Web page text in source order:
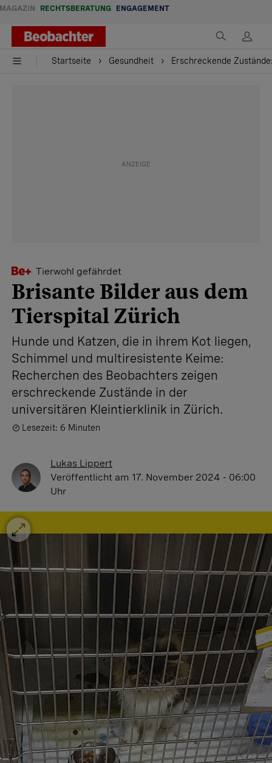
MAGAZIN RECHTSBERATUNG ENGAGEMENT
Startseite Gesundheit Erschreckende
Tierwohl gefährdet
Brisante Bilder aus dem
Tierspital Zürich
Hunde und Katzen, die in ihrem Kot liegen,
Schimmel und multiresistente Keime:
Recherchen des Beobachters zeigen
erschreckende Zustände in der
universitären Kleintierklinik in Zürich.
Lesezeit: 6 Minuten
Lukas Lippert
Veröffentlicht am 17. November 2024 - 06:00
Uhr